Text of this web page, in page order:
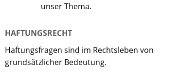
unser Thema.
HAFTUNGSRECHT
Haftungsfragen sind im Rechtsleben von
grundsätzlicher Bedeutung.